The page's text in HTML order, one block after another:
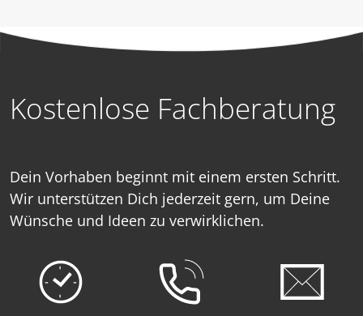
Kostenlose Fachberatung
Dein Vorhaben beginnt mit einem ersten Schritt.
Wir unterstützen Dich jederzeit gern, um Deine
Wünsche und Ideen zu verwirklichen.